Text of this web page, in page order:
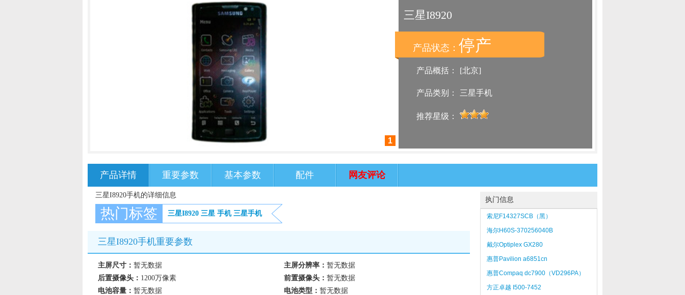
1
三星I8920
产品状态： 停产
产品概括： [北京]
产品类别： 三星手机
推荐星级：
产品详情 重要参数 基本参数 配件 网友评论
三星I8920手机的详细信息
热门标签 三星I8920 三星 手机 三星手机
三星I8920手机重要参数
主屏尺寸： 暂无数据 主屏分辨率： 暂无数据
后置摄像头： 1200万像素 前置摄像头： 暂无数据
电池容量： 暂无数据 电池类型： 暂无数据
执门信息
索尼F14327SCB（黑）
海尔H60S-370256040B
戴尔Optiplex GX280
惠普Pavilion a6851cn
惠普Compaq dc7900（VD296PA）
方正卓越 I500-7452